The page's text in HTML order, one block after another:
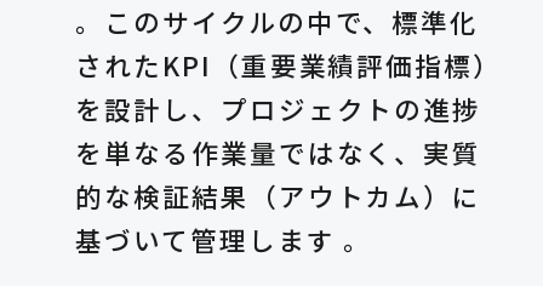
。このサイクルの中で、標準化
されたKPI（重要業績評価指標）
を設計し、プロジェクトの進捗
を単なる作業量ではなく、実質
的な検証結果（アウトカム）に
基づいて管理します 。